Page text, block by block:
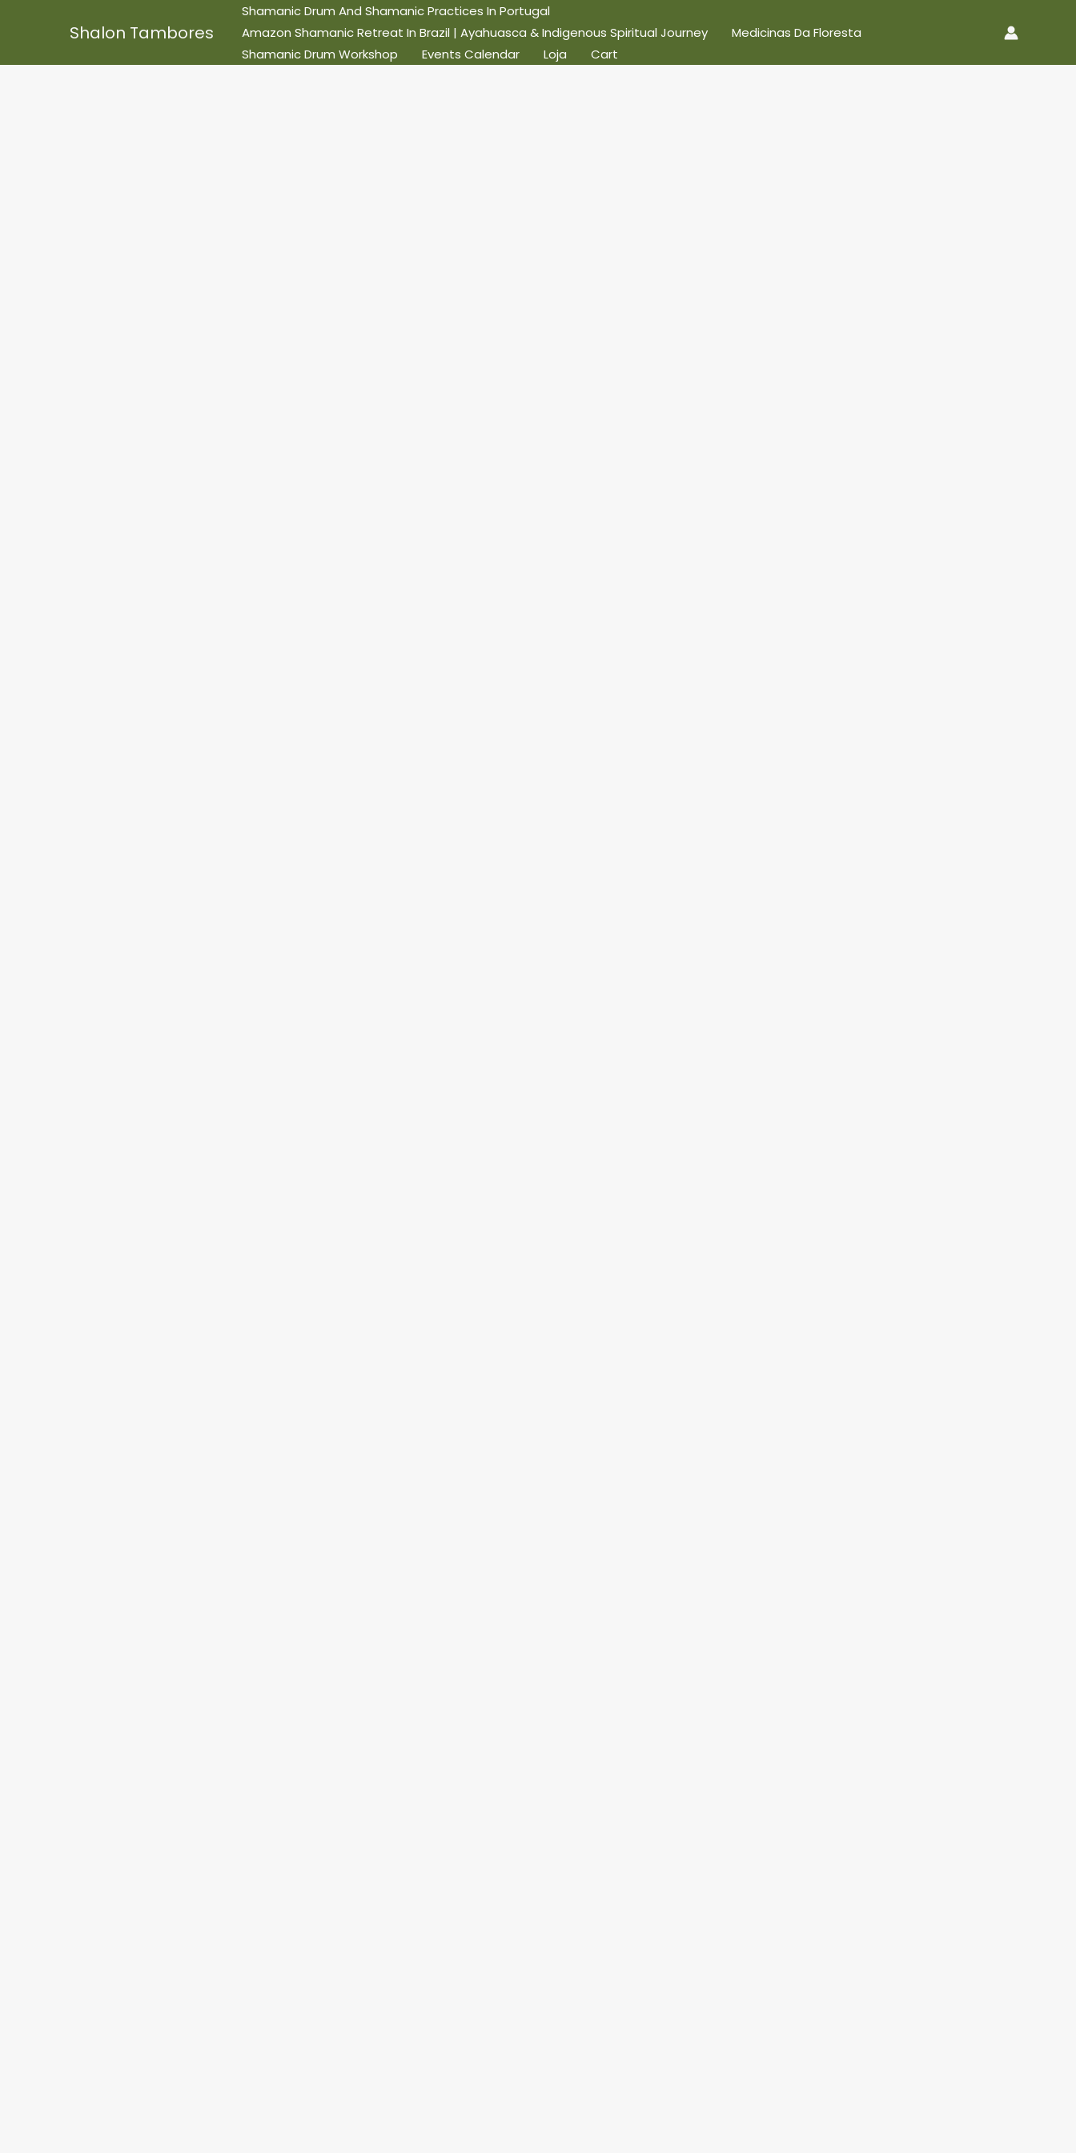
Shalon Tambores
Shamanic Drum And Shamanic Practices In Portugal
Amazon Shamanic Retreat In Brazil | Ayahuasca & Indigenous Spiritual Journey
Medicinas Da Floresta
Shamanic Drum Workshop
Events Calendar Loja Cart